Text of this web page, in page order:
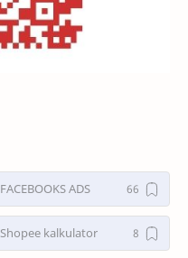
FACEBOOKS ADS
Shopee kalkulator